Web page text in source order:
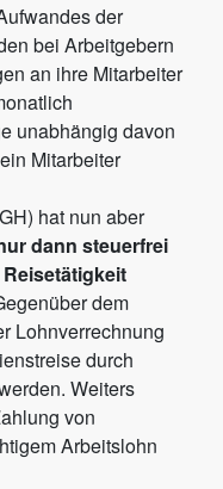
der
bei Arbeitgebern
an ihre Mitarbeiter
unabhängig davon
Mitarbeiter
hat nun aber
dann steuerfrei
dem
Lohnverrechnung
durch
Weiters
von
Arbeitslohn